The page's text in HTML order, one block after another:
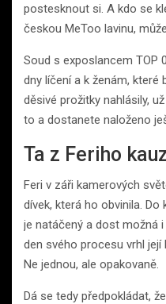
postesknout si. A kdo se
českou MeToo lavinu,
Soud s exposlancem TOP
dny líčení a k ženám, které
děsivé prožitky nahlásily,
to a dostanete naloženo
Ta z Feriho
Feri v záři kamerových
dívek, která ho obvinila.
je natáčený a dost možná
den svého procesu vrhl
Ne jednou, ale opakovaně.
Dá se tedy předpokládat,